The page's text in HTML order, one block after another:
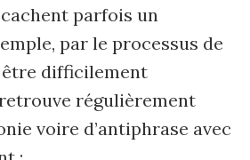
parfois un
par le processus de
difficilement
régulièrement
voire d’antiphrase avec